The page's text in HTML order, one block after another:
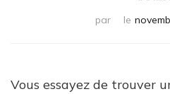
par le
Vous essayez de trouver